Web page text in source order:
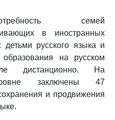
семей
в иностранных
детьми русского языка и
образования на русском
дистанционно. На
заключены 47
и продвижения